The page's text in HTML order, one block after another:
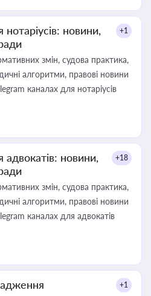
новини,
+1
змін, судова практика,
алгоритми, правові новини
каналах для нотаріусів
новини,
+18
змін, судова практика,
алгоритми, правові новини
каналах для адвокатів
+1